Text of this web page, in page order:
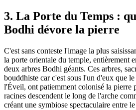
3. La Porte du Temps :
Bodhi dévore la pierre
C'est sans conteste l'image la plus
la porte orientale du temple, entièrement
deux arbres Bodhi géants. Ces arbres,
bouddhiste car c'est sous l'un d'eux que
l'Éveil, ont patiemment colonisé la pierre
racines descendent le long de l'arche
créant une symbiose spectaculaire entre